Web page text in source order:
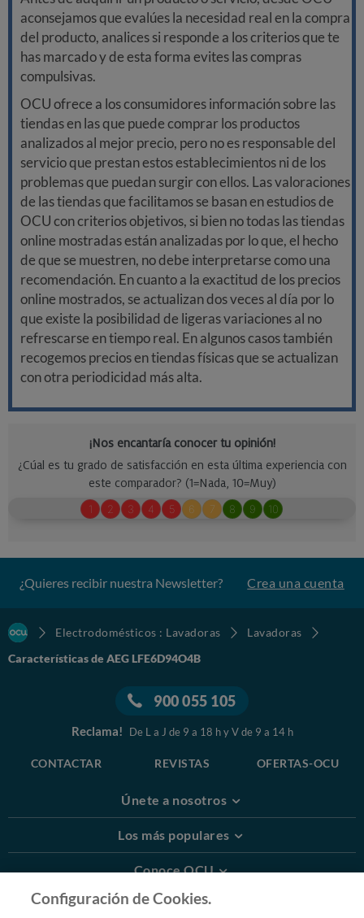
aconsejamos que evalúes la necesidad real en la compra
del producto, analices si responde a los criterios que te
has marcado y de esta forma evites las compras
compulsivas.
OCU ofrece a los consumidores información sobre las
tiendas en las que puede comprar los productos
analizados al mejor precio, pero no es responsable del
servicio que prestan estos establecimientos ni de los
problemas que puedan surgir con ellos. Las valoraciones
de las tiendas que facilitamos se basan en estudios de
OCU con criterios objetivos, si bien no todas las tiendas
online mostradas están analizadas por lo que, el hecho
de que se muestren, no debe interpretarse como una
recomendación. En cuanto a la exactitud de los precios
online mostrados, se actualizan dos veces al día por lo
que existe la posibilidad de ligeras variaciones al no
refrescarse en tiempo real. En algunos casos también
recogemos precios en tiendas físicas que se actualizan
con otra periodicidad más alta.
¿Quieres recibir nuestra Newsletter? Crea una cuenta
Electrodomésticos : Lavadoras
Lavadoras
Características de AEG LFE6D94O4B
900 055 105
Reclama! De L a J de 9 a 18 h y V de 9 a 14 h
CONTACTAR REVISTAS OFERTAS-OCU
Únete a nosotros
Los más populares
Conoce OCU
Más Información
Configuración de Cookies.